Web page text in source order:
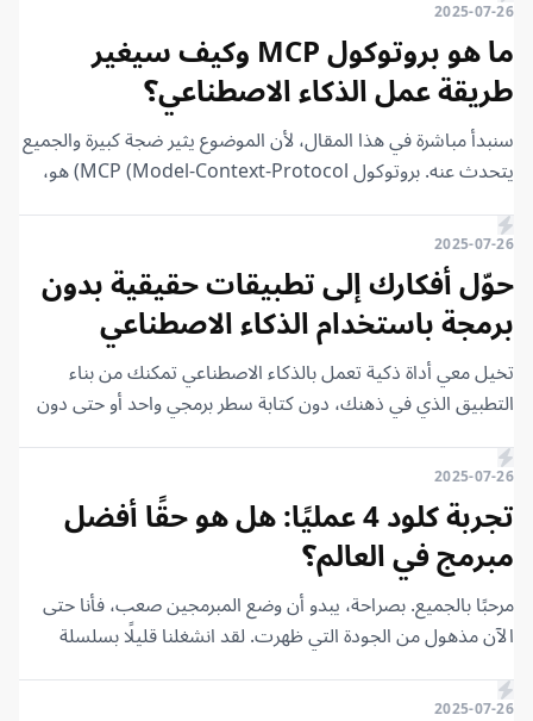
بالذكاء الاصطناعي، وتعلم الآلة، والتعلم العميق، والتي سيزداد
الطلب عليها بشكل كبير جدًا خلال السنوات القادمة.
2025-07-26
ما هو بروتوكول MCP وكيف سيغير
طريقة عمل الذكاء الاصطناعي؟
سنبدأ مباشرة في هذا المقال، لأن الموضوع يثير ضجة كبيرة والجميع
يتحدث عنه. بروتوكول MCP (Model-Context-Protocol) هو،
(LLMs) والخدمات الأخرى. لفهم هذا المفهوم، دعنا نرجع قليلًا إلى
الوراء ونتحدث عن بدايات نماذج اللغة الكبيرة والذكاء الاصطناعي.
2025-07-26
حوّل أفكارك إلى تطبيقات حقيقية بدون
برمجة باستخدام الذكاء الاصطناعي
تخيل معي أداة ذكية تعمل بالذكاء الاصطناعي تمكنك من بناء
التطبيق الذي في ذهنك، دون كتابة سطر برمجي واحد أو حتى دون
منك هو أن تتحدث مع هذه الأداة كما لو كنت تتحدث مع شخص
في محادثة، تتحدث معها بلغة البشر، وليس بلغة المبرمجين.
2025-07-26
تجربة كلود 4 عمليًا: هل هو حقًا أفضل
مبرمج في العالم؟
مرحبًا بالجميع. بصراحة، يبدو أن وضع المبرمجين صعب، فأنا حتى
الآن مذهول من الجودة التي ظهرت. لقد انشغلنا قليلًا بسلسلة
والتحديثات العديدة على منتجاتها، وهو خبر ثوري للغاية. لكن، بمجرد
2025-07-26